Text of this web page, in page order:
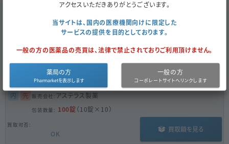
ロドピン錠１００ｍｇ
100錠（10錠×10）
ＬＴＬファーマ
買取額を見る
内 先
ロドピン錠１００ｍｇ
100錠（10錠×10）
アステラス製薬
OK
買取額を見る
アクセスいただきありがとうございます。
当サイトは、国内の医療機関向けに限定した
サービスの提供を目的としております。
一般の方の医薬品の売買は、法律で禁止されておりご利用頂けません。
薬局の方 一般の方